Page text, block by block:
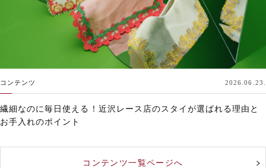
コンテンツ 2026.06.23.
繊細なのに毎日使える！近沢レース店のスタイが選ばれる理由と
お手入れのポイント
コンテンツ一覧ページへ